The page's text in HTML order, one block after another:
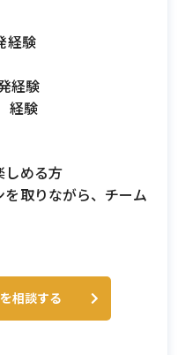
経験
経験
経験
しめる方
を取りながら、チーム
相談する